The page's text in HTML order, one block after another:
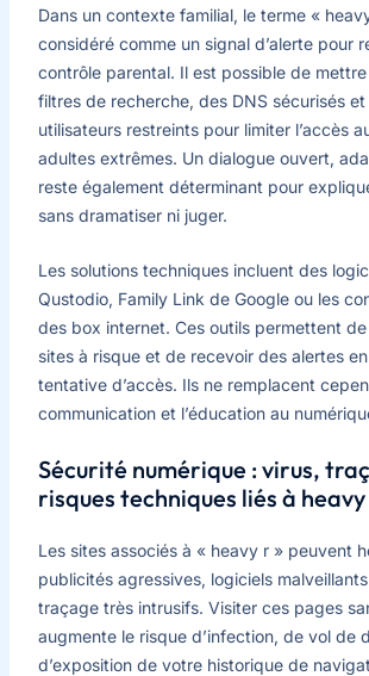
Dans un contexte familial, le terme «
considéré comme un signal d’alerte pour
contrôle parental. Il est possible de
filtres de recherche, des DNS sécurisés
utilisateurs restreints pour limiter l’accès
adultes extrêmes. Un dialogue ouvert,
reste également déterminant pour
sans dramatiser ni juger.
Les solutions techniques incluent des
Qustodio, Family Link de Google ou les
des box internet. Ces outils permettent
sites à risque et de recevoir des alertes
tentative d’accès. Ils ne remplacent
communication et l’éducation au
Sécurité numérique : virus,
risques techniques liés à
Les sites associés à « heavy r » peuvent
publicités agressives, logiciels
traçage très intrusifs. Visiter ces pages
augmente le risque d’infection, de vol de
d’exposition de votre historique de